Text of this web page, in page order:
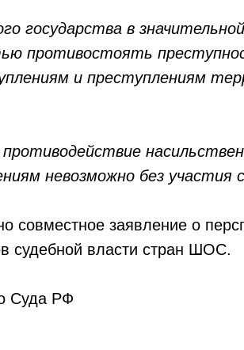
государства в
противостоять
и преступлениям
невозможно без участия
совместное заявление о
судебной власти стран ШОС.
Суда РФ